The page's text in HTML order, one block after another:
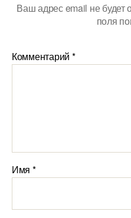
Ваш адрес email не будет
поля
Комментарий *
Имя *